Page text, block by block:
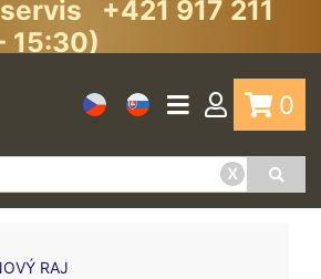
+421 917 211
x
0
RAJ